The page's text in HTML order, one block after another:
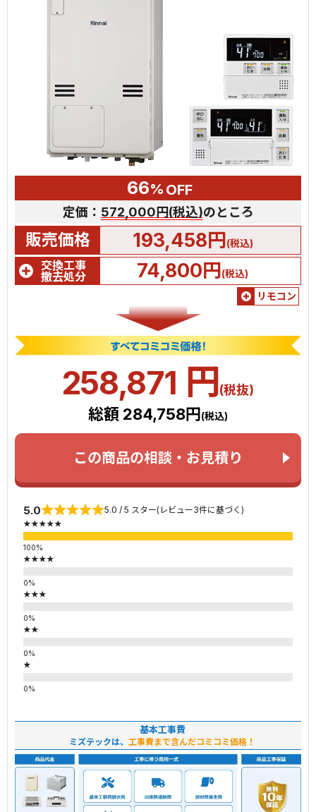
66% OFF
定価： 572,000円(税込)のところ
販売価格 193,458円(税込)
交換工事
撤去処分
74,800円(税込)
リモコン
258,871 円(税抜)
総額 284,758円 (税込)
この商品の相談・お見積り
5.0 5.0 / 5 スター(レビュー3件に基づく)
★★★★★
★★★★
★★★
★★
★
基本工事費
ミズテックは、 工事費まで含んだコミコミ価格！